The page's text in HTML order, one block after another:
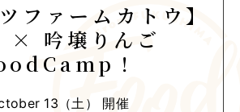
ファームカトウ】
× 吟壌りんご
！
13（土） 開催